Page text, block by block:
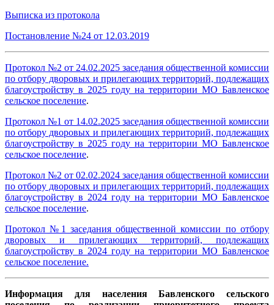
Выписка из протокола
Постановление №24 от 12.03.2019
Протокол №2 от 24.02.2025 заседания общественной комиссии
по отбору дворовых и прилегающих территорий, подлежащих
благоустройству в 2025 году на территории МО Бавленское
сельское поселение.
Протокол №1 от 14.02.2025 заседания общественной комиссии
по отбору дворовых и прилегающих территорий, подлежащих
благоустройству в 2025 году на территории МО Бавленское
сельское поселение.
Протокол №2 от 02.02.2024 заседания общественной комиссии
по отбору дворовых и прилегающих территорий, подлежащих
благоустройству в 2024 году на территории МО Бавленское
сельское поселение.
Протокол №1 заседания общественной комиссии по отбору
дворовых и прилегающих территорий, подлежащих
благоустройству в 2024 году на территории МО Бавленское
сельское поселение.
Информация для населения Бавленского сельского